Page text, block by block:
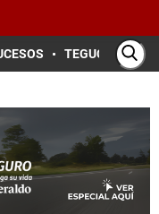
TEGUCIGALPA